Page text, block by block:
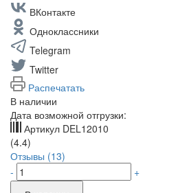
ВКонтакте
Одноклассники
Telegram
Twitter
Распечатать
В наличии
Дата возможной отгрузки:
Артикул DEL12010
(4.4)
Отзывы (13)
-
+